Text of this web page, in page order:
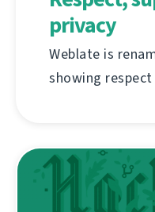
privacy
Weblate is
showing